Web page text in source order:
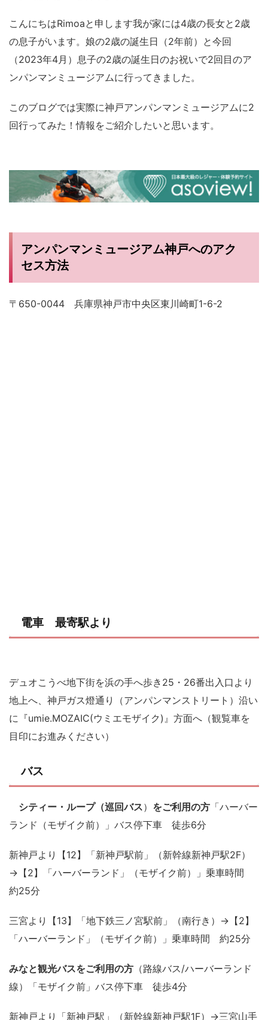
こんにちはRimoaと申します我が家には4歳の長女と2歳
の息子がいます。娘の2歳の誕生日（2年前）と今回
（2023年4月）息子の2歳の誕生日のお祝いで2回目のア
ンパンマンミュージアムに行ってきました。
このブログでは実際に神戸アンパンマンミュージアムに2
回行ってみた！情報をご紹介したいと思います。
アンパンマンミュージアム神戸へのアク
セス方法
〒650-0044 兵庫県神戸市中央区東川崎町1-6-2
電車 最寄駅より
デュオこうべ地下街を浜の手へ歩き25・26番出入口より
地上へ、神戸ガス燈通り（アンパンマンストリート）沿い
に『umie.MOZAIC(ウミエモザイク)』方面へ（観覧車を
目印にお進みください）
バス
シティー・ループ（巡回バス） をご利用の方 「ハーバー
ランド（モザイク前）」バス停下車 徒歩6分
新神戸より【12】「新神戸駅前」（新幹線新神戸駅2F）
→【2】「ハーバーランド」（モザイク前）」乗車時間
約25分
三宮より【13】「地下鉄三ノ宮駅前」（南行き）→【2】
「ハーバーランド」（モザイク前）」乗車時間 約25分
みなと観光バスをご利用の方 （路線バス/ハーバーランド
線）「モザイク前」バス停下車 徒歩4分
新神戸より「新神戸駅」（新幹線新神戸駅1F）→三宮山手